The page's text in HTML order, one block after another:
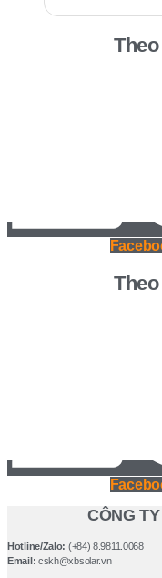
CÔNG
Hotline/Zalo: (+84) 8.9811.0068
Email: cskh@xbsolar.vn